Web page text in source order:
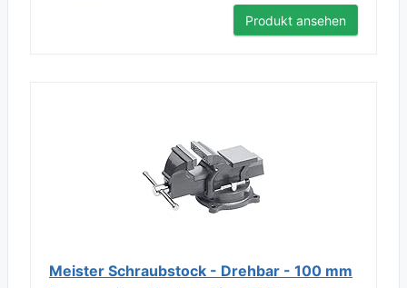
Produkt ansehen
Meister Schraubstock - Drehbar - 100 mm